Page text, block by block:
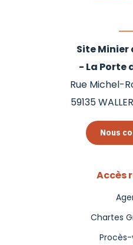
Site Minier
- La Porte
Rue Michel-
59135
Nous
Accès
Chartes